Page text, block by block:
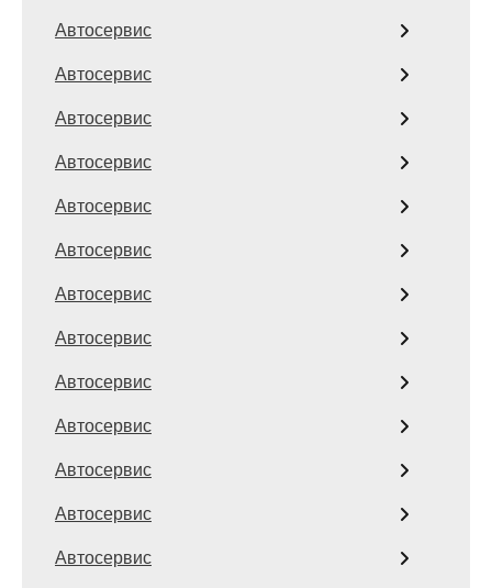
Автосервис
Автосервис
Автосервис
Автосервис
Автосервис
Автосервис
Автосервис
Автосервис
Автосервис
Автосервис
Автосервис
Автосервис
Автосервис